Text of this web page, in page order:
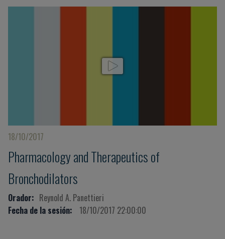
18/10/2017
Pharmacology and Therapeutics of
Bronchodilators
Orador: Reynold A. Panettieri
Fecha de la sesión:
18/10/2017 22:00:00